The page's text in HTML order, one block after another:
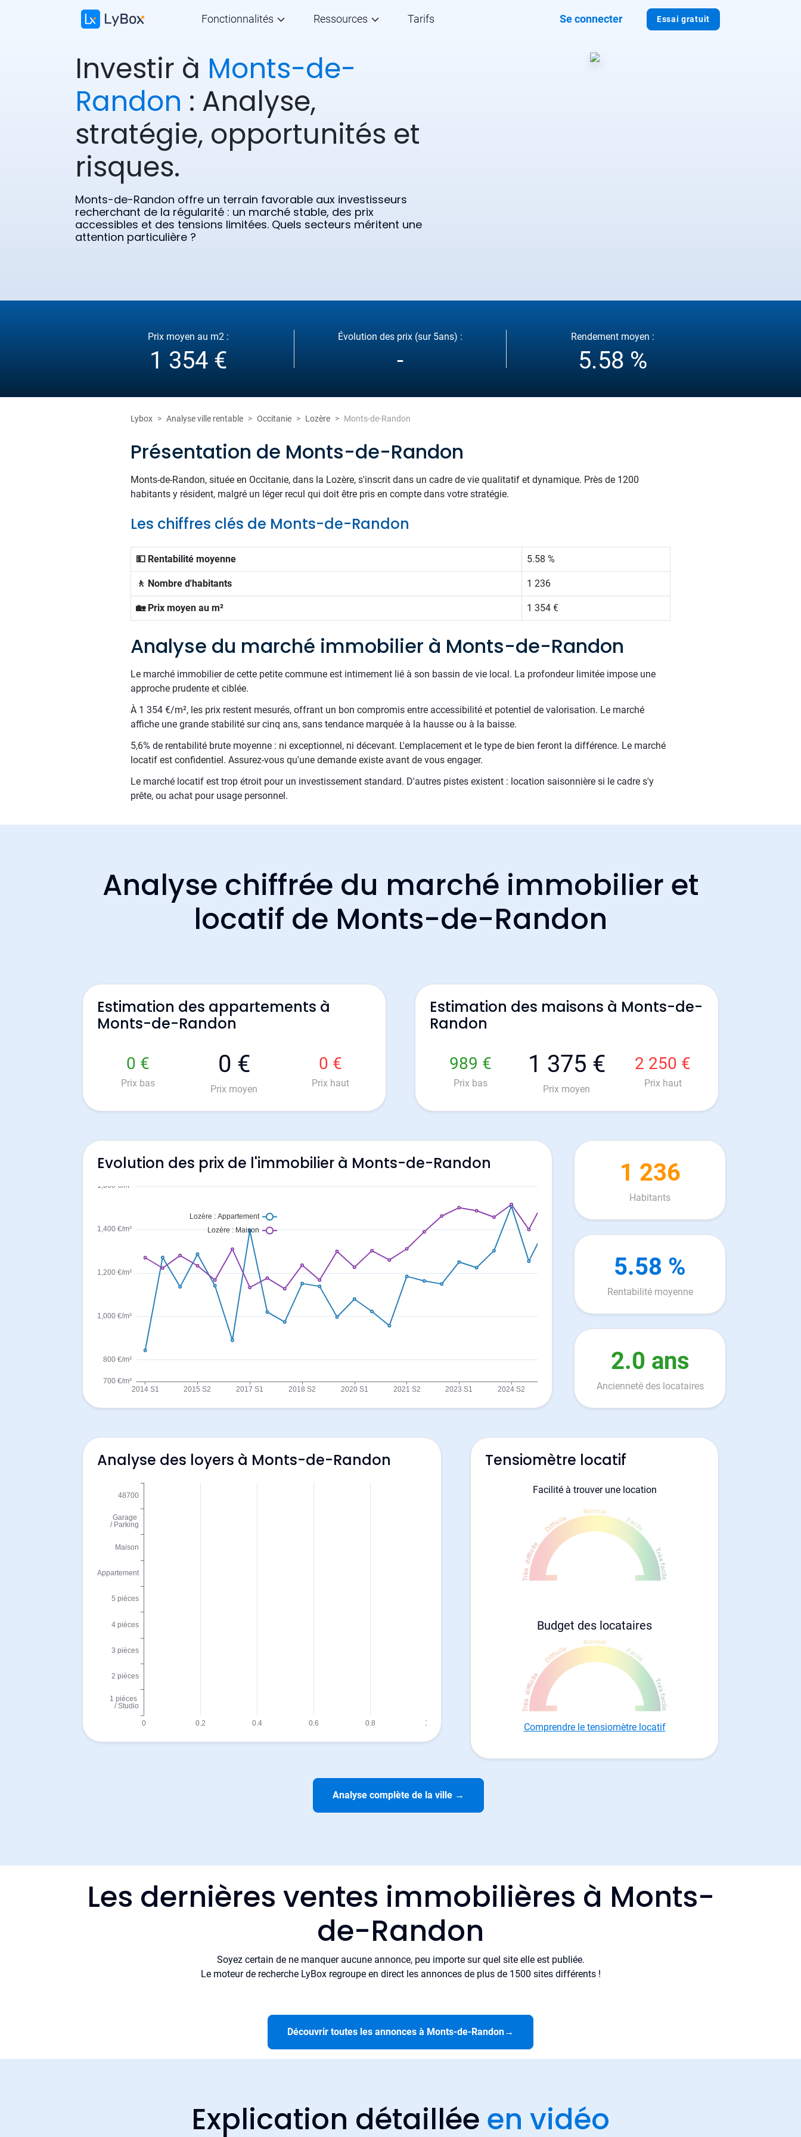
Essai gratuit
Fonctionnalités Ressources Tarifs Se connecter
Investir à Monts-de-
Randon : Analyse,
stratégie, opportunités et
risques.
Monts-de-Randon offre un terrain favorable aux investisseurs
recherchant de la régularité : un marché stable, des prix
accessibles et des tensions limitées. Quels secteurs méritent une
attention particulière ?
Prix moyen au m2 :
1 354 €
Évolution des prix (sur 5ans) :
-
Rendement moyen :
5.58 %
Lybox Analyse ville rentable Occitanie Lozère Monts-de-Randon
Présentation de Monts-de-Randon
Monts-de-Randon, située en Occitanie, dans la Lozère, s'inscrit dans un cadre de vie qualitatif et dynamique. Près de 1200
habitants y résident, malgré un léger recul qui doit être pris en compte dans votre stratégie.
Les chiffres clés de Monts-de-Randon
💵 Rentabilité moyenne 5.58 %
🚶 Nombre d'habitants 1 236
🏡 Prix moyen au m² 1 354 €
Analyse du marché immobilier à Monts-de-Randon
Le marché immobilier de cette petite commune est intimement lié à son bassin de vie local. La profondeur limitée impose une
approche prudente et ciblée.
À 1 354 €/m², les prix restent mesurés, offrant un bon compromis entre accessibilité et potentiel de valorisation. Le marché
affiche une grande stabilité sur cinq ans, sans tendance marquée à la hausse ou à la baisse.
5,6% de rentabilité brute moyenne : ni exceptionnel, ni décevant. L'emplacement et le type de bien feront la différence. Le marché
locatif est confidentiel. Assurez-vous qu'une demande existe avant de vous engager.
Le marché locatif est trop étroit pour un investissement standard. D'autres pistes existent : location saisonnière si le cadre s'y
prête, ou achat pour usage personnel.
Analyse chiffrée du marché immobilier et
locatif de Monts-de-Randon
Estimation des appartements à
Monts-de-Randon
0 €
Prix bas
0 €
Prix moyen
0 €
Prix haut
Estimation des maisons à Monts-de-
Randon
989 €
Prix bas
1 375 €
Prix moyen
2 250 €
Prix haut
Evolution des prix de l'immobilier à Monts-de-Randon 1 236
Habitants
5.58 %
Rentabilité moyenne
2.0 ans
Ancienneté des locataires
Analyse des loyers à Monts-de-Randon Tensiomètre locatif
Facilité à trouver une location
Budget des locataires
Comprendre le tensiomètre locatif
Analyse complète de la ville →
Les dernières ventes immobilières à Monts-
de-Randon
Soyez certain de ne manquer aucune annonce, peu importe sur quel site elle est publiée.
Le moteur de recherche LyBox regroupe en direct les annonces de plus de 1500 sites différents !
Découvrir toutes les annonces à Monts-de-Randon→
Explication détaillée en vidéo